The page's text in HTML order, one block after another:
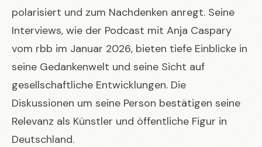
polarisiert und zum Nachdenken anregt. Seine
Interviews, wie der Podcast mit Anja Caspary
vom rbb im Januar 2026, bieten tiefe Einblicke in
seine Gedankenwelt und seine Sicht auf
gesellschaftliche Entwicklungen. Die
Diskussionen um seine Person bestätigen seine
Relevanz als Künstler und öffentliche Figur in
Deutschland.